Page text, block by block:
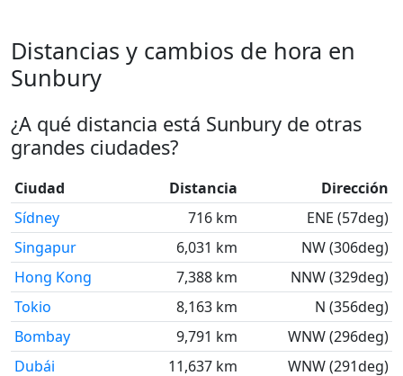
Distancias y cambios de hora en
Sunbury
¿A qué distancia está Sunbury de otras
grandes ciudades?
Ciudad Distancia
Dirección
Sídney
716 km
ENE (57deg)
Singapur
6,031 km
NW (306deg)
Hong Kong
7,388 km
NNW (329deg)
Tokio
8,163 km
N (356deg)
Bombay
9,791 km
WNW (296deg)
Dubái
11,637 km WNW (291deg)